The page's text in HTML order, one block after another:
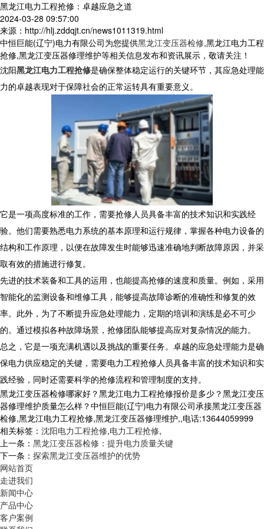
黑龙江电力工程抢修：卓越应急之道
2024-03-28 09:57:00
来源：http://hlj.zddqjt.cn/news1011319.html
中恒巨能(辽宁)电力有限公司为您提供黑龙江变压器检修,黑龙江电力工程
抢修,黑龙江变压器修理维护等相关信息发布和资讯展示，敬请关注！
沈阳黑龙江电力工程抢修是确保整体稳定运行的关键环节，其应急处理能
力的卓越表现对于保障社会的正常运转具有重要意义。
它是一项高度标准的工作，需要抢修人员具备丰富的技术知识和实践经
验。他们需要熟悉电力系统的基本原理和运行规律，掌握各种电力设备的
结构和工作原理，以便在故障发生时能够迅速准确地判断故障原因，并采
取有效的措施进行修复。
先进的技术装备和工具的运用，也能提高抢修的速度和质量。例如，采用
智能化的监测设备和维修工具，能够提高故障诊断的准确性和修复的效
率。此外，为了不断提升应急处理能力，定期的培训和演练是必不可少
的。通过模拟各种故障场景，抢修团队能够提高应对复杂情况的能力。
总之，它是一项充满机遇以及挑战的重要任务。卓越的应急处理能力是确
保电力供应稳定的关键，需要电力工程抢修人员具备丰富的技术知识和实
践经验，同时还需要科学的抢修流程和管理制度的支持。
黑龙江变压器检修哪家好？黑龙江电力工程抢修报价是多少？黑龙江变压
器修理维护质量怎么样？中恒巨能(辽宁)电力有限公司承接黑龙江变压器
检修,黑龙江电力工程抢修,黑龙江变压器修理维护,,电话:13644059999
相关标签： 沈阳电力工程抢修,电力工程抢修,
上一条： 黑龙江变压器检修：提升电力质量关键
下一条： 探索黑龙江变压器维护的优势
网站首页
走进我们
新闻中心
产品中心
客户案例